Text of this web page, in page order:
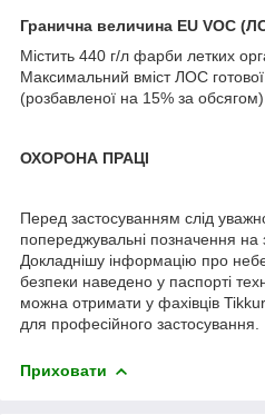
Гранична величина EU VOC
Містить 440 г/л фарби летких
Максимальний вміст ЛОС
(розбавленої на 15% за обсягом)
ОХОРОНА ПРАЦІ
Перед застосуванням слід
попереджувальні позначення на
Докладнішу інформацію про
безпеки наведено у паспорті
можна отримати у фахівців
для професійного застосування.
Приховати